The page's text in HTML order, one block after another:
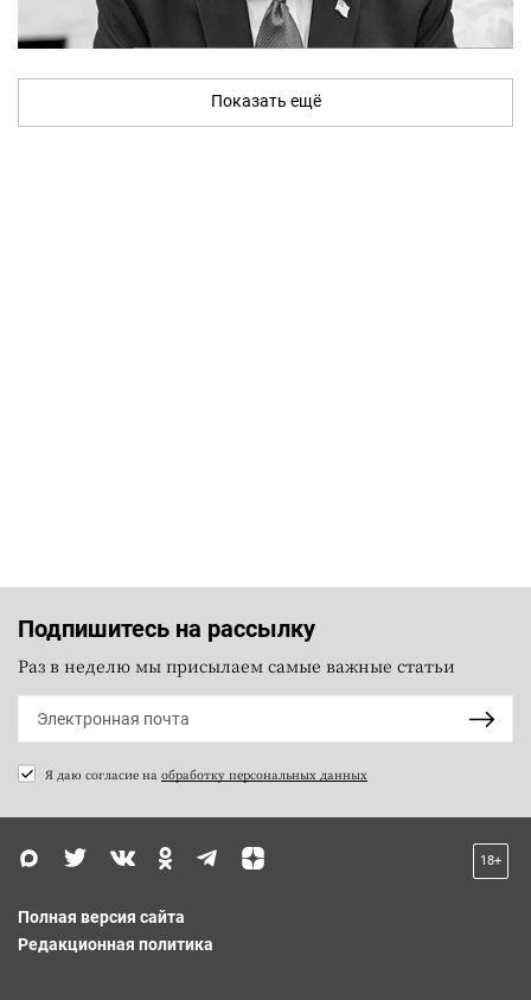
Показать ещё
Подпишитесь на рассылку
Раз в неделю мы присылаем самые важные статьи
Я даю согласие на обработку персональных данных
18+
Полная версия сайта
Редакционная политика